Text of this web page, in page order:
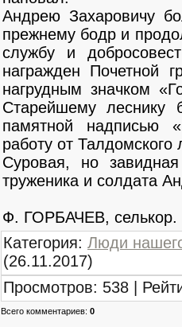
Андрею Захаровичу
прежнему бодр и
службу и
награжден Почетной
нагрудным значком
Старейшему
памятной надписью
работу от Талдомского
Суровая, но
труженика и солдата
Ф. ГОРБАЧЕВ, селькор.
Категория: Люди
(26.11.2017)
Просмотров: 538 |
Всего комментариев: 0